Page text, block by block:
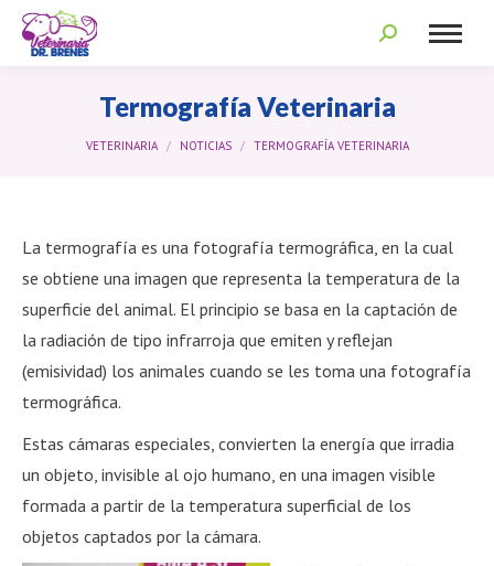
Search:
Termografía Veterinaria
You are here:
VETERINARIA NOTICIAS TERMOGRAFÍA VETERINARIA
La termografía es una fotografía termográfica, en la cual
se obtiene una imagen que representa la temperatura de la
superficie del animal. El principio se basa en la captación de
la radiación de tipo infrarroja que emiten y reflejan
(emisividad) los animales cuando se les toma una fotografía
termográfica.
Estas cámaras especiales, convierten la energía que irradia
un objeto, invisible al ojo humano, en una imagen visible
formada a partir de la temperatura superficial de los
objetos captados por la cámara.